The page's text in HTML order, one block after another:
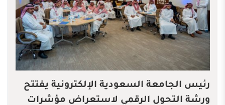
رئيس الجامعة السعودية الإلكترونية يفتتح
ورشة التحول الرقمي لاستعراض مؤشرات